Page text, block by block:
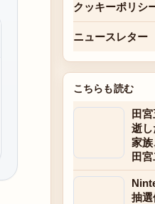
クッキーポリシ
ニュースレター
こちらも読む
田
逝し
家族
田
抽選